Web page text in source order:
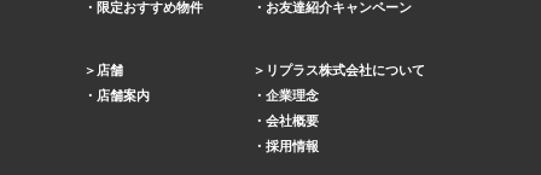
限定おすすめ物件
お友達紹介キャンペーン
店舗
店舗案内
リプラス株式会社について
企業理念
会社概要
採用情報